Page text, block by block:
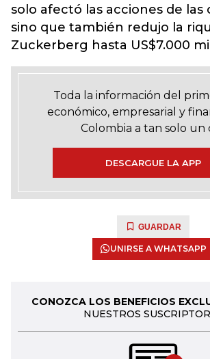
solo afectó las acciones de las
sino que también redujo la
Zuckerberg hasta US$7.000
Toda la información del
económico, empresarial y
Colombia a tan solo un
DESCARGUE LA APP
GUARDAR
UNIRSE A WHATSAPP
CONOZCA LOS BENEFICIOS
NUESTROS